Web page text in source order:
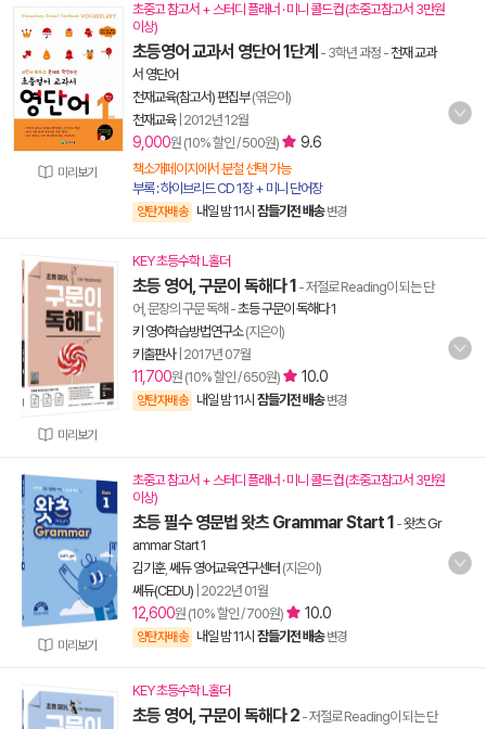
미리보기
초중고 참고서 + 스터디 플래너 · 미니 콜드컵 (초중고참고서 3만원
이상)
초등영어 교과서 영단어 1단계 - 3학년 과정 -천재 교과
서 영단어
천재교육(참고서) 편집부(엮은이)
천재교육| 2012년 12월
9,000원 (10% 할인 / 500원) 9.6
책소개페이지에서 분철 선택 가능
부록 : 하이브리드 CD 1장 + 미니 단어장
양탄자배송 내일 밤 11시 잠들기전 배송 변경
미리보기
KEY 초등수학 L홀더
초등 영어, 구문이 독해다 1 - 저절로 Reading이 되는 단
어, 문장의 구문 독해 -초등 구문이 독해다 1
키 영어학습방법연구소(지은이)
키출판사| 2017년 07월
11,700원 (10% 할인 / 650원) 10.0
양탄자배송 내일 밤 11시 잠들기전 배송 변경
미리보기
초중고 참고서 + 스터디 플래너 · 미니 콜드컵 (초중고참고서 3만원
이상)
초등 필수 영문법 왓츠 Grammar Start 1 -왓츠 Gr
ammar Start 1
김기훈, 쎄듀 영어교육연구센터 (지은이)
쎄듀(CEDU) 2022년 01월
12,600원 (10% 할인 / 700원) 10.0
양탄자배송 내일 밤 11시 잠들기전 배송 변경
KEY 초등수학 L홀더
초등 영어, 구문이 독해다 2 - 저절로 Reading이 되는 단